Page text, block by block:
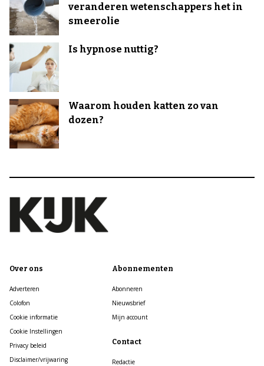
veranderen wetenschappers het in
smeerolie
Is hypnose nuttig?
Waarom houden katten zo van
dozen?
Over ons
Adverteren
Colofon
Cookie informatie
Cookie Instellingen
Privacy beleid
Disclaimer/vrijwaring
Abonnementen
Abonneren
Nieuwsbrief
Mijn account
Contact
Redactie